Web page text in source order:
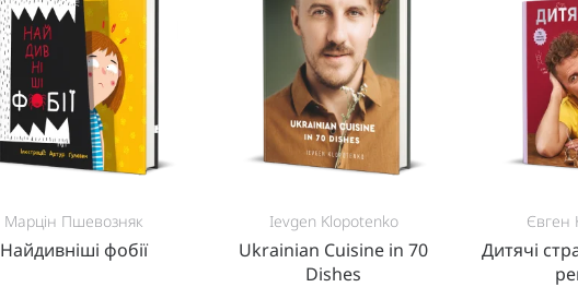
Марцін Пшевозняк
Найдивніші фобії
Ievgen Klopotenko
Ukrainian Cuisine in 70
Dishes
Євген
Дитячі